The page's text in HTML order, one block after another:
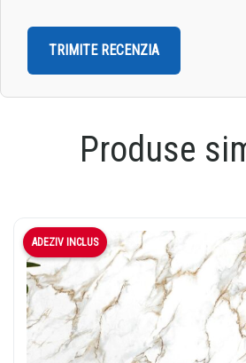
Produse
ADEZIV INCLUS